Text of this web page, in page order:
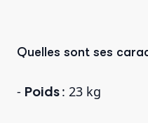
Quelles sont ses
- Poids: 23 kg